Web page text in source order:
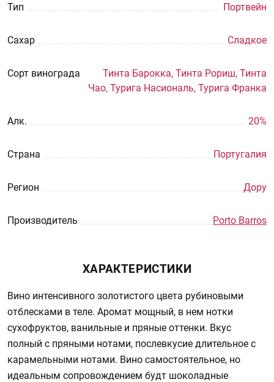
Тип Портвейн
Сахар Сладкое
Сорт винограда
Тинта Барокка, Тинта Рориш, Тинта
Чао, Турига Насиональ, Турига Франка
Aлк. 20%
Страна Португалия
Регион Дору
Производитель Porto Barros
ХАРАКТЕРИСТИКИ
Вино интенсивного золотистого цвета рубиновыми
отблесками в теле. Аромат мощный, в нем нотки
сухофруктов, ванильные и пряные оттенки. Вкус
полный с пряными нотами, послевкусие длительное с
карамельными нотами. Вино самостоятельное, но
идеальным сопровождением будт шоколадные